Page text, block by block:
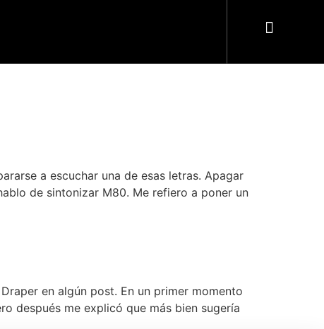
a escuchar una de esas letras. Apagar
de sintonizar M80. Me refiero a poner un
en algún post. En un primer momento
después me explicó que más bien sugería